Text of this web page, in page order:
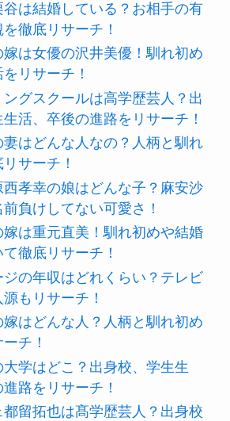
谷は結婚している？お相手の有
徹底リサーチ！
は女優の沢井美優！馴れ初め
リサーチ！
グスクールは高学歴芸人？出
活、卒後の進路をリサーチ！
はどんな人なの？人柄と馴れ
サーチ！
西孝幸の娘はどんな子？麻安沙
負けしてない可愛さ！
は重元直美！馴れ初めや結婚
徹底リサーチ！
の年収はどれくらい？テレビ
もリサーチ！
嫁はどんな人？人柄と馴れ初め
チ！
学はどこ？出身校、学生生
路をリサーチ！
都留拓也は髙学歴芸人？出身校